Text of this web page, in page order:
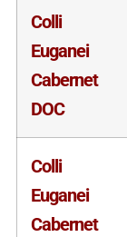
Colli
Euganei
Cabernet
DOC
Colli
Euganei
Cabernet